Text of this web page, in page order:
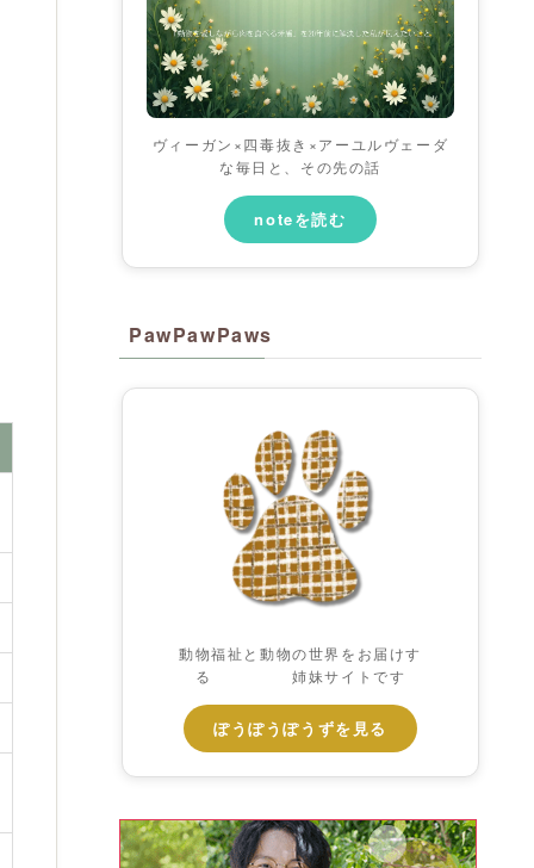
ヴィーガン×四毒抜き×アーユルヴェーダ
な毎日と、その先の話
noteを読む
PawPawPaws
動物福祉と動物の世界をお届けす
る 姉妹サイトです
ぽうぽうぽうずを見る